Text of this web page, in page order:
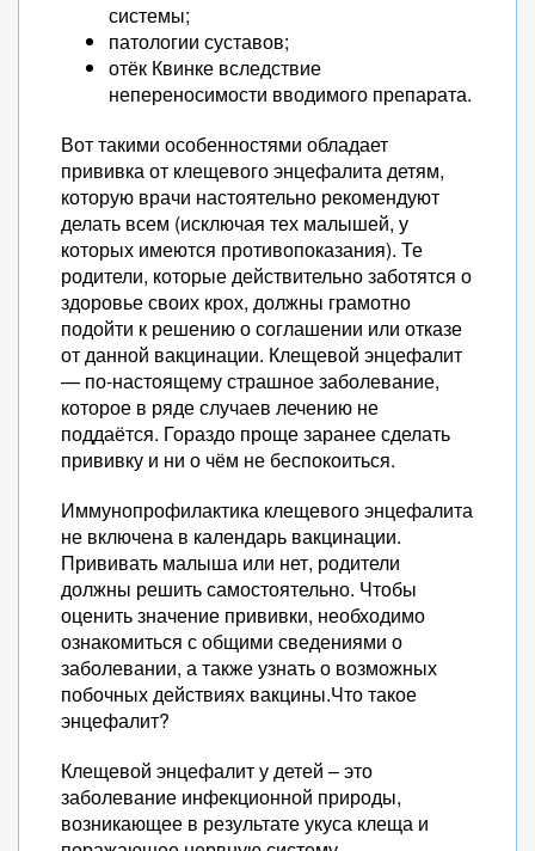
системы;
патологии суставов;
отёк Квинке вследствие
непереносимости вводимого препарата.
Вот такими особенностями обладает
прививка от клещевого энцефалита детям,
которую врачи настоятельно рекомендуют
делать всем (исключая тех малышей, у
которых имеются противопоказания). Те
родители, которые действительно заботятся о
здоровье своих крох, должны грамотно
подойти к решению о соглашении или отказе
от данной вакцинации. Клещевой энцефалит
— по-настоящему страшное заболевание,
которое в ряде случаев лечению не
поддаётся. Гораздо проще заранее сделать
прививку и ни о чём не беспокоиться.
Иммунопрофилактика клещевого энцефалита
не включена в календарь вакцинации.
Прививать малыша или нет, родители
должны решить самостоятельно. Чтобы
оценить значение прививки, необходимо
ознакомиться с общими сведениями о
заболевании, а также узнать о возможных
побочных действиях вакцины.Что такое
энцефалит?
Клещевой энцефалит у детей – это
заболевание инфекционной природы,
возникающее в результате укуса клеща и